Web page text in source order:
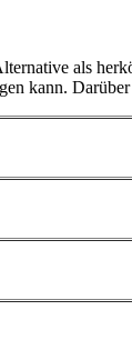
als
kann.